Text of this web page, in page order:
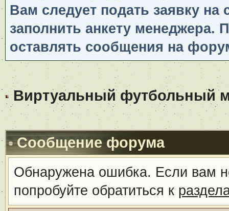
Вам следует подать заявку
заполнить анкету менеджера.
оставлять сообщения на
Виртуальный футбольный
Сообщение форума
Обнаружена ошибка. Если вам
попробуйте обратиться к